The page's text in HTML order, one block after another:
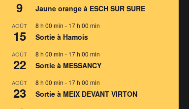
9 Jaune orange à ESCH SUR SURE
AOÛT
15
8 h 00 min - 17 h 00 min
Sortie à Hamois
AOÛT
22
8 h 00 min - 17 h 00 min
Sortie à MESSANCY
AOÛT
23
8 h 00 min - 17 h 00 min
Sortie à MEIX DEVANT VIRTON